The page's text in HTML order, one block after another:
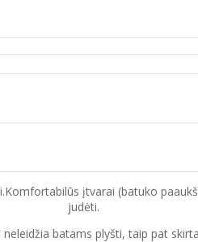
įtvarai (batuko
judėti.
batams plyšti, taip pat